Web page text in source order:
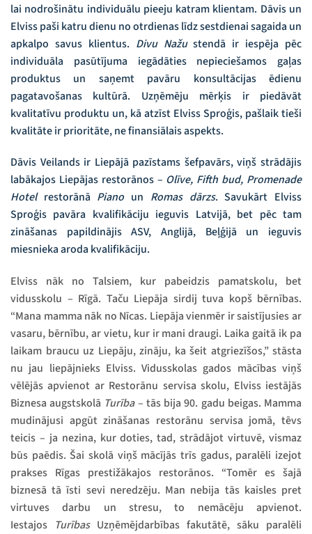
lai nodrošinātu individuālu pieeju katram klientam. Dāvis un
Elviss paši katru dienu no otrdienas līdz sestdienai sagaida un
apkalpo savus klientus. Divu Nažustendā ir iespēja pēc
individuāla pasūtījuma iegādāties nepieciešamos gaļas
produktus un saņemt pavāru konsultācijas ēdienu
pagatavošanas kultūrā. Uzņēmēju mērķis ir piedāvāt
kvalitatīvu produktu un, kā atzīst Elviss Sproģis, pašlaik tieši
kvalitāte ir prioritāte, ne finansiālais aspekts.
Dāvis Veilands ir Liepājā pazīstams šefpavārs, viņš strādājis
labākajos Liepājas restorānos – Olīve, Fifth bud, Promenade
Hotel restorānā Pianoun Romas dārzs. Savukārt Elviss
Sproģis pavāra kvalifikāciju ieguvis Latvijā, bet pēc tam
zināšanas papildinājis ASV, Anglijā, Beļģijā un ieguvis
miesnieka aroda kvalifikāciju.
Elviss nāk no Talsiem, kur pabeidzis pamatskolu, bet
vidusskolu – Rīgā. Taču Liepāja sirdij tuva kopš bērnības.
“Mana mamma nāk no Nīcas. Liepāja vienmēr ir saistījusies ar
vasaru, bērnību, ar vietu, kur ir mani draugi. Laika gaitā ik pa
laikam braucu uz Liepāju, zināju, ka šeit atgriezīšos,” stāsta
nu jau liepājnieks Elviss. Vidusskolas gados mācības viņš
vēlējās apvienot ar Restorānu servisa skolu, Elviss iestājās
Biznesa augstskolā Turība– tās bija 90. gadu beigas. Mamma
mudinājusi apgūt zināšanas restorānu servisa jomā, tēvs
teicis – ja nezina, kur doties, tad, strādājot virtuvē, vismaz
būs paēdis. Šai skolā viņš mācījās trīs gadus, paralēli izejot
prakses Rīgas prestižākajos restorānos. “Tomēr es šajā
biznesā tā īsti sevi neredzēju. Man nebija tās kaisles pret
virtuves darbu un stresu, to nemācēju apvienot.
Iestajos TurībasUzņēmējdarbības fakutātē, sāku paralēli